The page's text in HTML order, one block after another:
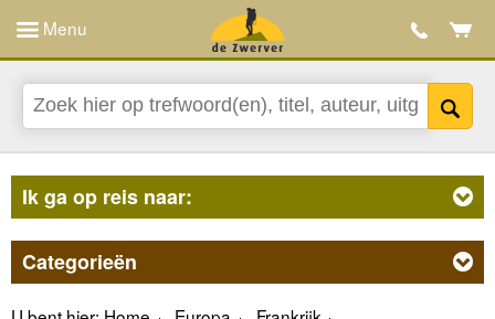
Menu
Ik ga op reis naar:
Categorieën